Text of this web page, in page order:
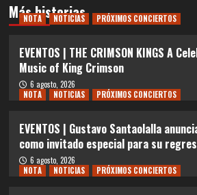
Más historias
NOTA NOTICIAS PRÓXIMOS CONCIERTOS
EVENTOS | THE CRIMSON KINGS A
Music of King Crimson
6 agosto, 2026
NOTA
NOTICIAS PRÓXIMOS CONCIERTOS
EVENTOS | Gustavo Santaolalla
como invitado especial para su
6 agosto, 2026
NOTA
NOTICIAS PRÓXIMOS CONCIERTOS